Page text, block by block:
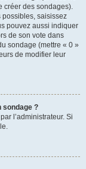
créer des sondages).
possibles, saisissez
pouvez aussi indiquer
de son vote dans
sondage (mettre « 0 »
de modifier leur
sondage ?
l’administrateur. Si